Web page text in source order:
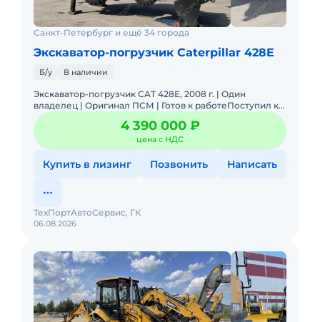
Санкт-Петербург и ещё 34 города
Экскаватор-погрузчик Caterpillar 428E
Б/у В наличии
Экскаватор-погрузчик CAT 428E, 2008 г. | Один
владелец | Оригинал ПСМ | Готов к работеПоступил к
нам по программе Trade-In от постоянного клиента
при покупке но
4 390 000 ₽
цена с НДС
Купить в лизинг Позвонить Написать
06.08.2026
ТехПортАвтоСервис, ГК